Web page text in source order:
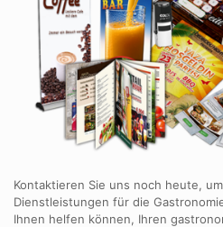
Kontaktieren Sie uns noch heute,
Dienstleistungen für die
Ihnen helfen können, Ihren